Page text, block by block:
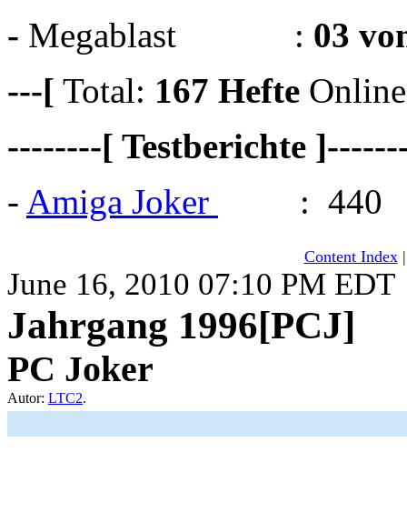
- Megablast : 03
---[ Total: 167 Hefte Online
--------[ Testberichte
- Amiga Joker : 440
Content Index
June 16, 2010 07:10 PM EDT
Jahrgang 1996[PCJ]
PC Joker
Autor: LTC2.